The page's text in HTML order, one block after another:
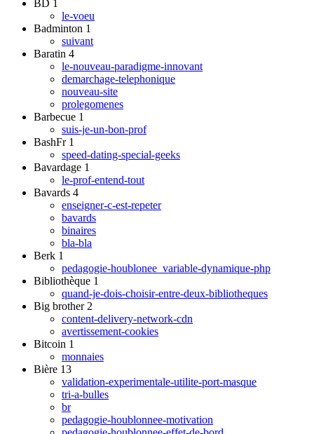
BD 1
le-voeu
Badminton 1
suivant
Baratin 4
le-nouveau-paradigme-innovant
demarchage-telephonique
nouveau-site
prolegomenes
Barbecue 1
suis-je-un-bon-prof
BashFr 1
speed-dating-special-geeks
Bavardage 1
le-prof-entend-tout
Bavards 4
enseigner-c-est-repeter
bavards
binaires
bla-bla
Berk 1
pedagogie-houblonee_variable-dynamique-php
Bibliothèque 1
quand-je-dois-choisir-entre-deux-bibliotheques
Big brother 2
content-delivery-network-cdn
avertissement-cookies
Bitcoin 1
monnaies
Bière 13
validation-experimentale-utilite-port-masque
tri-a-bulles
br
pedagogie-houblonnee-motivation